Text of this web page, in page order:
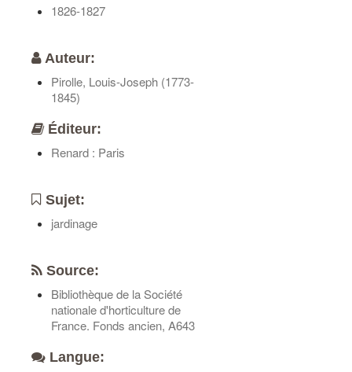
1826-1827
Auteur:
Pirolle, Louis-Joseph (1773-
1845)
Éditeur:
Renard : Paris
Sujet:
jardinage
Source:
Bibliothèque de la Société
nationale d'horticulture de
France. Fonds ancien, A643
Langue: